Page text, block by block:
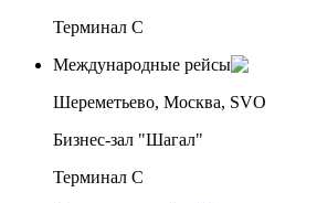
Терминал C
Международные рейсы
Шереметьево, Москва, SVO
Бизнес-зал "Шагал"
Терминал C